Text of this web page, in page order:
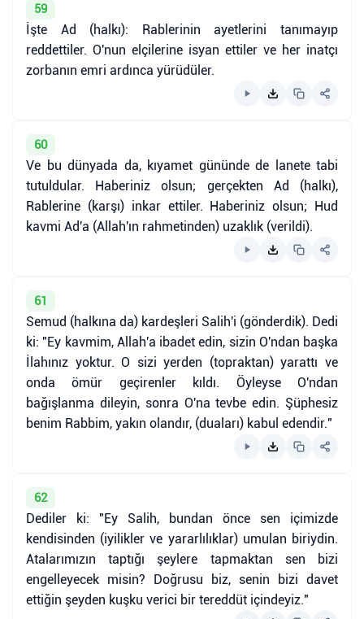
59
İşte Ad (halkı): Rablerinin ayetlerini tanımayıp
reddettiler. O'nun elçilerine isyan ettiler ve her inatçı
zorbanın emri ardınca yürüdüler.
60
Ve bu dünyada da, kıyamet gününde de lanete tabi
tutuldular. Haberiniz olsun; gerçekten Ad (halkı),
Rablerine (karşı) inkar ettiler. Haberiniz olsun; Hud
kavmi Ad'a (Allah'ın rahmetinden) uzaklık (verildi).
61
Semud (halkına da) kardeşleri Salih'i (gönderdik). Dedi
ki: "Ey kavmim, Allah'a ibadet edin, sizin O'ndan başka
İlahınız yoktur. O sizi yerden (topraktan) yarattı ve
onda ömür geçirenler kıldı. Öyleyse O'ndan
bağışlanma dileyin, sonra O'na tevbe edin. Şüphesiz
benim Rabbim, yakın olandır, (duaları) kabul edendir."
62
Dediler ki: "Ey Salih, bundan önce sen içimizde
kendisinden (iyilikler ve yararlılıklar) umulan biriydin.
Atalarımızın taptığı şeylere tapmaktan sen bizi
engelleyecek misin? Doğrusu biz, senin bizi davet
ettiğin şeyden kuşku verici bir tereddüt içindeyiz."